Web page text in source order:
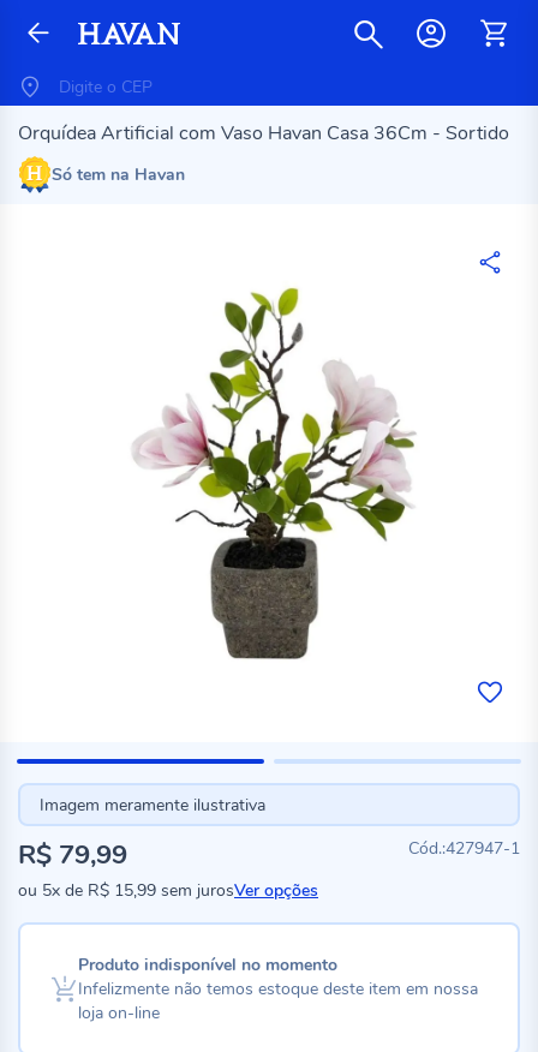
Orquídea Artificial com Vaso Havan Casa 36Cm - Sortido
Só tem na Havan
Imagem meramente ilustrativa
427947-1
R$ 79,99
ou 5x de R$ 15,99 sem jurosVer opções
Produto indisponível no momento
Infelizmente não temos estoque deste item em nossa
loja on-line